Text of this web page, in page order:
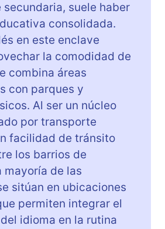
suele haber
consolidada.
en este enclave
la comodidad de
combina áreas
con parques y
Al ser un núcleo
por transporte
facilidad de tránsito
los barrios de
mayoría de las
sitúan en ubicaciones
permiten integrar el
idioma en la rutina